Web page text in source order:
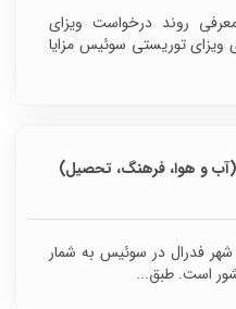
روند درخواست ویزای
توریستی سوئیس مزایا
و هوا، فرهنگ، تحصیل)
فدرال در سوئیس به شمار
است. طبق...